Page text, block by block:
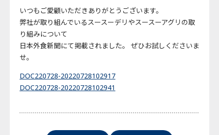
いつもご愛顧いただきありがとうございます。
弊社が取り組んでいるスースーデリやスースーアグリの取
り組みについて
日本外食新聞にて掲載されました。 ぜひお試しくださいま
せ。
DOC220728-20220728102917
DOC220728-20220728102941